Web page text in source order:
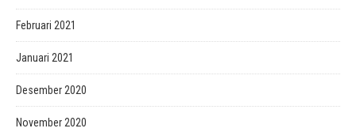
Februari 2021
Januari 2021
Desember 2020
November 2020